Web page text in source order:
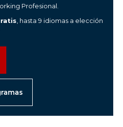
Profesional.
, hasta 9 idiomas a elección